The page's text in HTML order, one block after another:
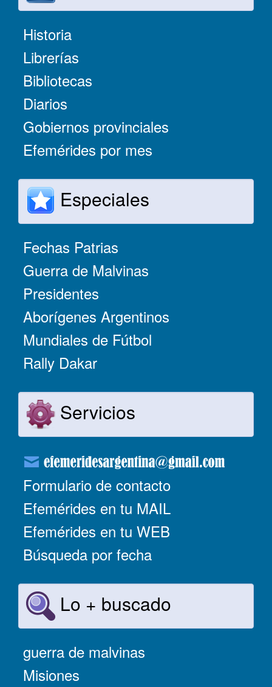
Historia
Librerías
Bibliotecas
Diarios
Gobiernos provinciales
Efemérides por mes
Especiales
Fechas Patrias
Guerra de Malvinas
Presidentes
Aborígenes Argentinos
Mundiales de Fútbol
Rally Dakar
Servicios
Formulario de contacto
Efemérides en tu MAIL
Efemérides en tu WEB
Búsqueda por fecha
Lo + buscado
guerra de malvinas
Misiones